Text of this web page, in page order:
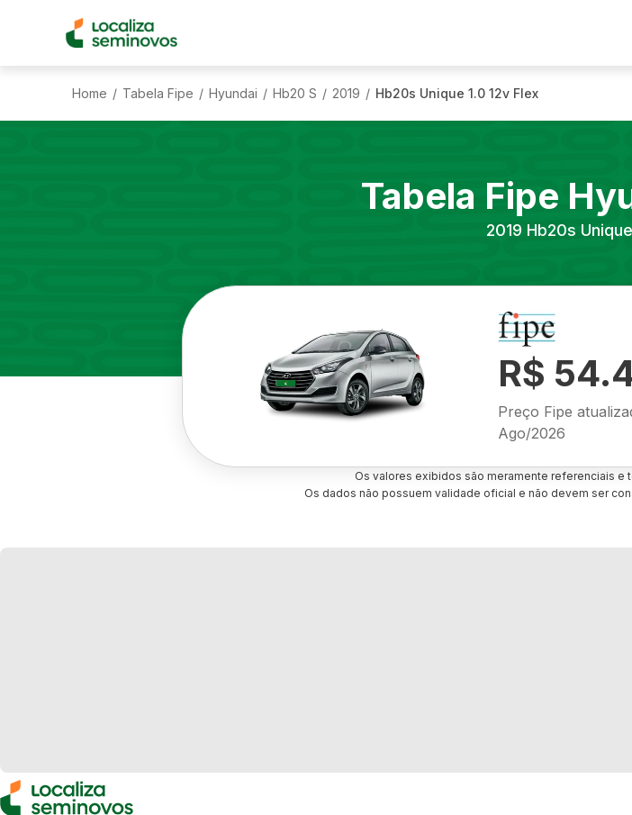
Home / Tabela Fipe / Hyundai / Hb20 S / 2019 / Hb20s Unique 1.0 12v Flex
Tabela Fipe
2019 Hb20s
R$
Preço Fipe
Ago/2026
Os valores exibidos são meramente referenciais e
Os dados não possuem validade oficial e não devem ser